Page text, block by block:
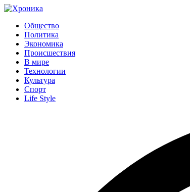
Общество
Политика
Экономика
Происшествия
В мире
Технологии
Культура
Спорт
Life Style